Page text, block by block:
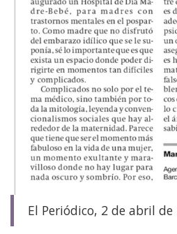
El Periódico, 2 de abril de